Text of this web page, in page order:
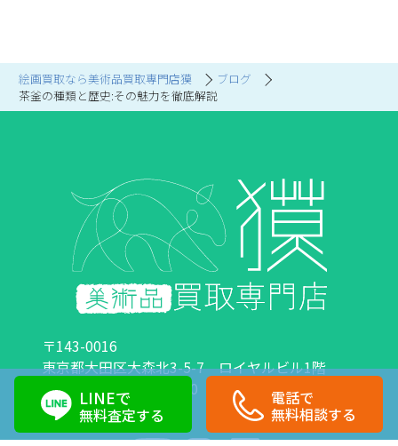
LINEで
無料査定する
電話で
無料相談する
絵画買取なら美術品買取専門店獏
ブログ
茶釜の種類と歴史:その魅力を徹底解説
〒143-0016
東京都大田区大森北3-5-7 ロイヤルビル1階
営業時間：10:00～18:00 定休日：日曜日・祝日
0120-89-0007 03-6423-1033